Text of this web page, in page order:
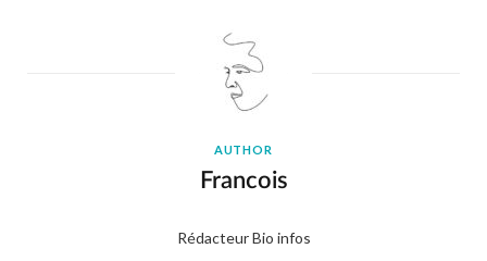
AUTHOR
Francois
Rédacteur Bio infos